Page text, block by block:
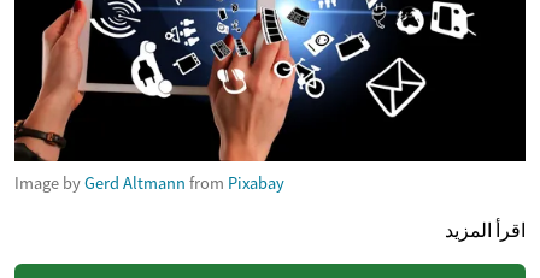
Image byGerd Altmann from Pixabay
اقرأ المزيد